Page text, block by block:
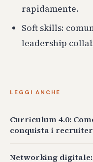
rapidamente.
Soft skills:
leadership
LEGGI ANCHE
Curriculum 4.0:
conquista i recruiter
Networking